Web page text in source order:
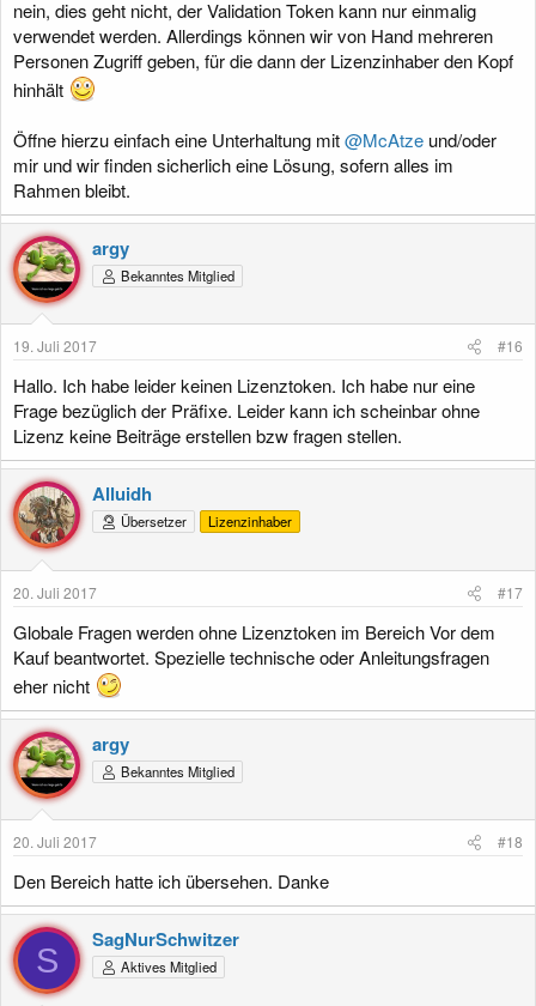
nein, dies geht nicht, der Validation Token kann nur einmalig
verwendet werden. Allerdings können wir von Hand mehreren
Personen Zugriff geben, für die dann der Lizenzinhaber den Kopf
hinhält
Öffne hierzu einfach eine Unterhaltung mit@McAtze und/oder
mir und wir finden sicherlich eine Lösung, sofern alles im
Rahmen bleibt.
argy
Bekanntes Mitglied
19. Juli 2017 #16
Hallo. Ich habe leider keinen Lizenztoken. Ich habe nur eine
Frage bezüglich der Präfixe. Leider kann ich scheinbar ohne
Lizenz keine Beiträge erstellen bzw fragen stellen.
Alluidh
Übersetzer Lizenzinhaber
20. Juli 2017 #17
Globale Fragen werden ohne Lizenztoken im Bereich Vor dem
Kauf beantwortet. Spezielle technische oder Anleitungsfragen
eher nicht
argy
Bekanntes Mitglied
20. Juli 2017 #18
Den Bereich hatte ich übersehen. Danke
S
SagNurSchwitzer
Aktives Mitglied